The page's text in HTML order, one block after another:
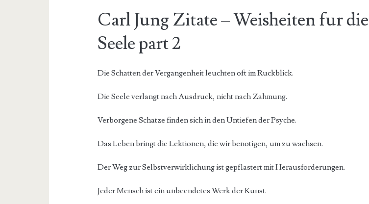
Carl Jung Zitate – Weisheiten fur die
Seele part 2
Die Schatten der Vergangenheit leuchten oft im Ruckblick.
Die Seele verlangt nach Ausdruck, nicht nach Zahmung.
Verborgene Schatze finden sich in den Untiefen der Psyche.
Das Leben bringt die Lektionen, die wir benotigen, um zu wachsen.
Der Weg zur Selbstverwirklichung ist gepflastert mit Herausforderungen.
Jeder Mensch ist ein unbeendetes Werk der Kunst.